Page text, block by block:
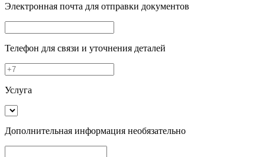
Электронная почта для отправки документов
Телефон для связи и уточнения деталей
Услуга
Дополнительная информация необязательно